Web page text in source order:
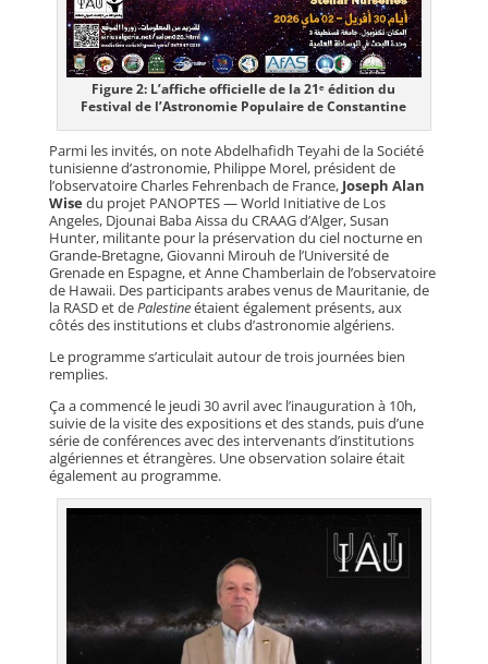
Figure 2: L’affiche officielle de la 21ᵉ édition du
Festival de l’Astronomie Populaire de Constantine
Parmi les invités, on note Abdelhafidh Teyahi de la Société
tunisienne d’astronomie, Philippe Morel, président de
l’observatoire Charles Fehrenbach de France, Joseph Alan
Wisedu projet PANOPTES — World Initiative de Los
Angeles, Djounai Baba Aissa du CRAAG d’Alger, Susan
Hunter, militante pour la préservation du ciel nocturne en
Grande-Bretagne, Giovanni Mirouh de l’Université de
Grenade en Espagne, et Anne Chamberlain de l’observatoire
de Hawaii. Des participants arabes venus de Mauritanie, de
la RASD et dePalestineétaient également présents, aux
côtés des institutions et clubs d’astronomie algériens.
Le programme s’articulait autour de trois journées bien
remplies.
Ça a commencé le jeudi 30 avril avec l’inauguration à 10h,
suivie de la visite des expositions et des stands, puis d’une
série de conférences avec des intervenants d’institutions
algériennes et étrangères. Une observation solaire était
également au programme.